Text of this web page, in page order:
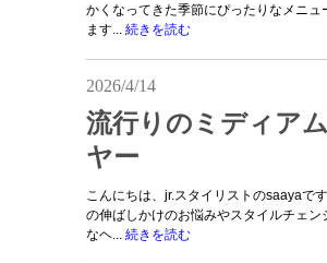
かくなってきた季節にぴったりなメニュ
ます... 続きを読む
2026/4/14
流行りのミディア
ヤー
こんにちは、jr.スタイリストのsaayaで
の伸ばしかけのお悩みやスタイルチェン
なヘ... 続きを読む